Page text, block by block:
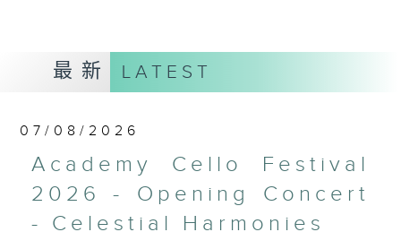
最新 LATEST
07/08/2026
Academy Cello Festival
2026 - Opening Concert
- Celestial Harmonies